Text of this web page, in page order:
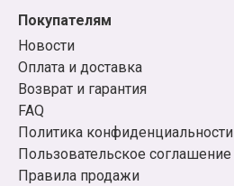
Покупателям
Новости
Оплата и доставка
Возврат и гарантия
FAQ
Политика конфиденциальности
Пользовательское соглашение
Правила продажи